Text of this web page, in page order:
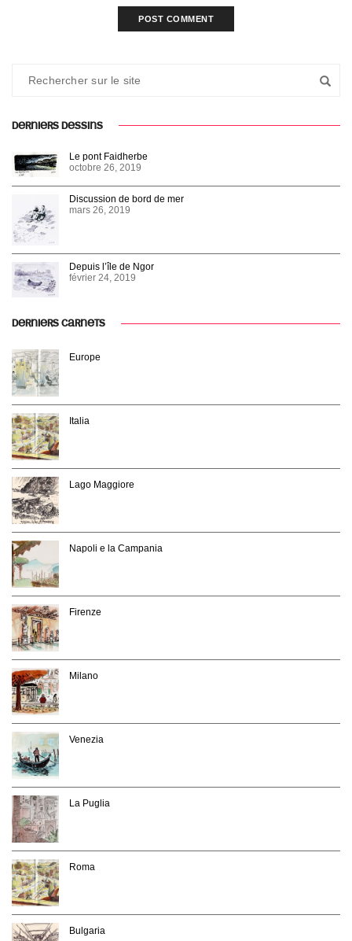
DERNIERS DESSINS
Le pont Faidherbe
octobre 26, 2019
Discussion de bord de mer
mars 26, 2019
Depuis l’île de Ngor
février 24, 2019
DERNIERS CARNETS
Europe
Italia
Lago Maggiore
Napoli e la Campania
Firenze
Milano
Venezia
La Puglia
Roma
Bulgaria